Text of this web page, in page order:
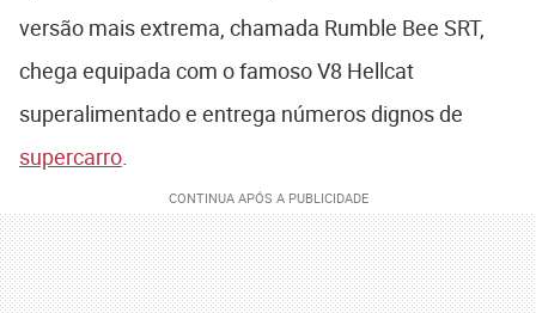
versão mais extrema, chamada Rumble Bee SRT,
chega equipada com o famoso V8 Hellcat
superalimentado e entrega números dignos de
supercarro.